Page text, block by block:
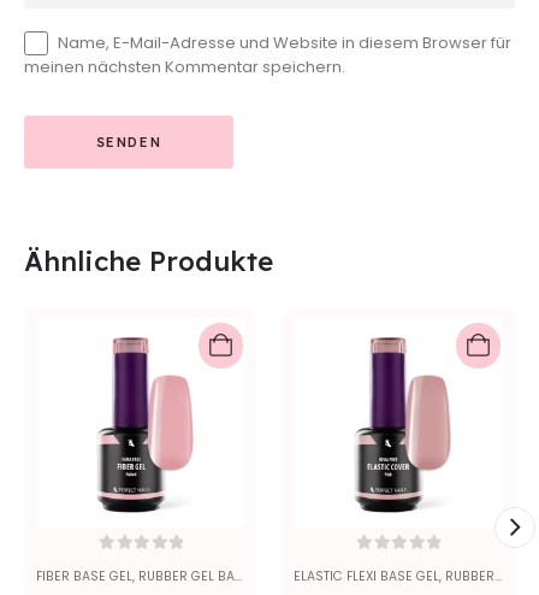
Name, E-Mail-Adresse und Website in diesem Browser für
meinen nächsten Kommentar speichern.
Ähnliche Produkte
FIBER BASE GEL, RUBBER GEL BASE GEL ELASTIC FLEXI BASE GEL, RUBBER GEL BASE GEL